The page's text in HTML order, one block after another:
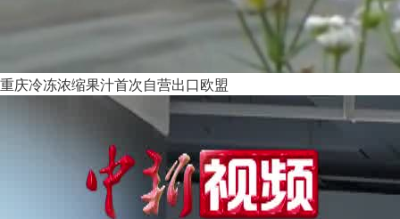
重庆冷冻浓缩果汁首次自营出口欧盟